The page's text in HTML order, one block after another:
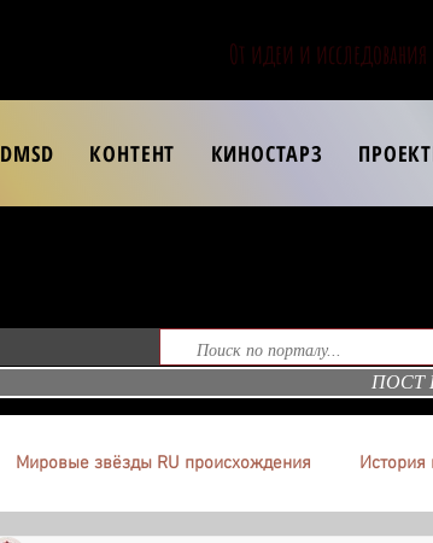
От идеи и
DMSD КОНТЕНТ КИНОСТАРЗ
ПОСТ
Мировые звёзды RU происхождения История